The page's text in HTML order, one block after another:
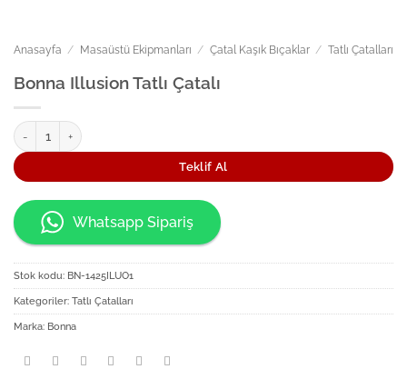
Anasayfa / Masaüstü Ekipmanları / Çatal Kaşık Bıçaklar / Tatlı Çatalları
Bonna Illusion Tatlı Çatalı
Bonna Illusion Tatlı Çatalı adet
Teklif Al
Whatsapp Sipariş
Stok kodu: BN-1425ILUO1
Kategoriler: Tatlı Çatalları
Marka: Bonna